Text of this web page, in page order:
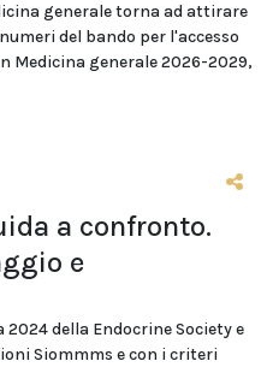
generale torna ad attirare
del bando per l'accesso
Medicina generale 2026-2029,
a confronto.
e
della Endocrine Society e
Siommms e con i criteri